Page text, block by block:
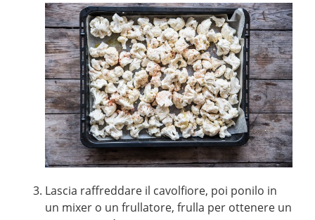
Lascia raffreddare il cavolfiore, poi ponilo in
un mixer o un frullatore, frulla per ottenere un